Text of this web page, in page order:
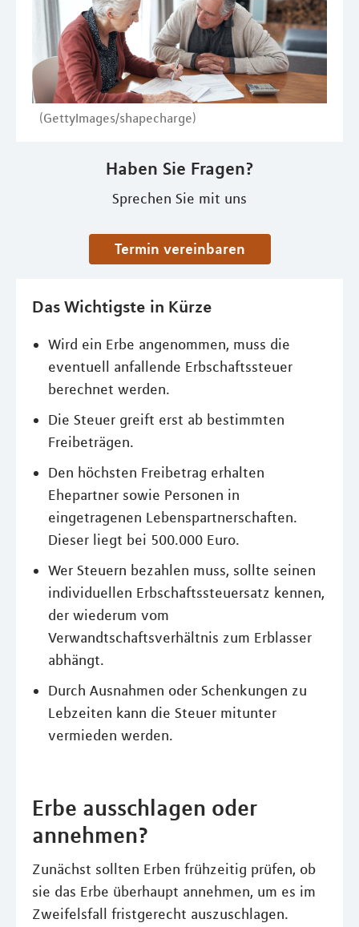
(GettyImages/shapecharge)
Haben Sie Fragen?
Sprechen Sie mit uns
Termin vereinbaren
Das Wichtigste in Kürze
Wird ein Erbe angenommen, muss die
eventuell anfallende Erbschaftssteuer
berechnet werden.
Die Steuer greift erst ab bestimmten
Freibeträgen.
Den höchsten Freibetrag erhalten
Ehepartner sowie Personen in
eingetragenen Lebenspartnerschaften.
Dieser liegt bei 500.000 Euro.
Wer Steuern bezahlen muss, sollte seinen
individuellen Erbschaftssteuersatz kennen,
der wiederum vom
Verwandtschaftsverhältnis zum Erblasser
abhängt.
Durch Ausnahmen oder Schenkungen zu
Lebzeiten kann die Steuer mitunter
vermieden werden.
Erbe ausschlagen oder
annehmen?
Zunächst sollten Erben frühzeitig prüfen, ob
sie das Erbe überhaupt annehmen, um es im
Zweifelsfall fristgerecht auszuschlagen.